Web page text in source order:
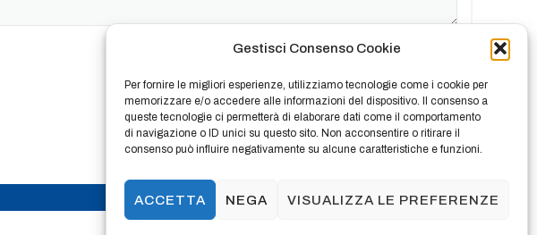
Gestisci Consenso Cookie
Per fornire le migliori esperienze, utilizziamo tecnologie come i cookie per
memorizzare e/o accedere alle informazioni del dispositivo. Il consenso a
queste tecnologie ci permetterà di elaborare dati come il comportamento
di navigazione o ID unici su questo sito. Non acconsentire o ritirare il
consenso può influire negativamente su alcune caratteristiche e funzioni.
ACCETTA NEGA VISUALIZZA LE PREFERENZE